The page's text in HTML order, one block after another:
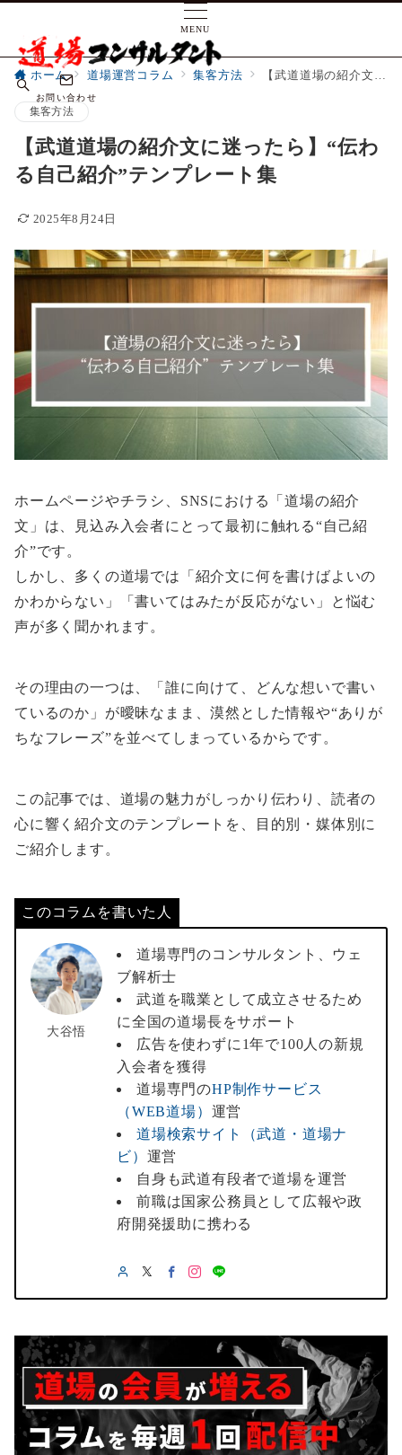
MENU
お問い合わせ
ホーム 道場運営コラム 集客方法 【武道道場の紹介文に迷ったら】“伝わる自己紹介”テンプレート集
集客方法
【武道道場の紹介文に迷ったら】“伝わ
る自己紹介”テンプレート集
2025年8月24日
ホームページやチラシ、SNSにおける「道場の紹介
文」は、見込み入会者にとって最初に触れる“自己紹
介”です。
しかし、多くの道場では「紹介文に何を書けばよいの
かわからない」「書いてはみたが反応がない」と悩む
声が多く聞かれます。
その理由の一つは、「誰に向けて、どんな想いで書い
ているのか」が曖昧なまま、漠然とした情報や“ありが
ちなフレーズ”を並べてしまっているからです。
この記事では、道場の魅力がしっかり伝わり、読者の
心に響く紹介文のテンプレートを、目的別・媒体別に
ご紹介します。
このコラムを書いた人
大谷悟
道場専門のコンサルタント、ウェ
ブ解析士
武道を職業として成立させるため
に全国の道場長をサポート
広告を使わずに1年で100人の新規
入会者を獲得
道場専門のHP制作サービス
（WEB道場） 運営
道場検索サイト（武道・道場ナ
ビ） 運営
自身も武道有段者で道場を運営
前職は国家公務員として広報や政
府開発援助に携わる